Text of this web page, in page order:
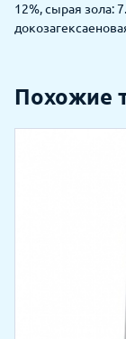
12%, сырая зола:
Похожие